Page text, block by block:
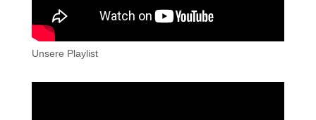
Unsere Playlist